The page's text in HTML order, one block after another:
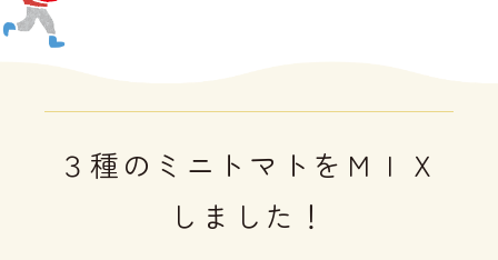
３種のミニトマトをＭＩＸ
しました！